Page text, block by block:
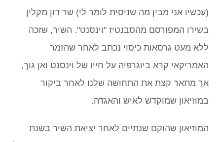
(עכשיו אני מבין מה שניסית לומר לי) שר דון מקלין
בשירו המפורסם מהסבנטיז "וינסנט". השיר, שזכה
ללא מעט גרסאות כיסוי נכתב לאחר שהזמר
האמריקאי קרא ביוגרפיה על חייו של וינסנט ואן גוך,
אך מתאר קצת את התחושה שלנו לאחר ביקור
במוזיאון שמוקדש לאיש והאגדה.
המוזיאון שהוקם שנתיים לאחר יציאת השיר בשנת